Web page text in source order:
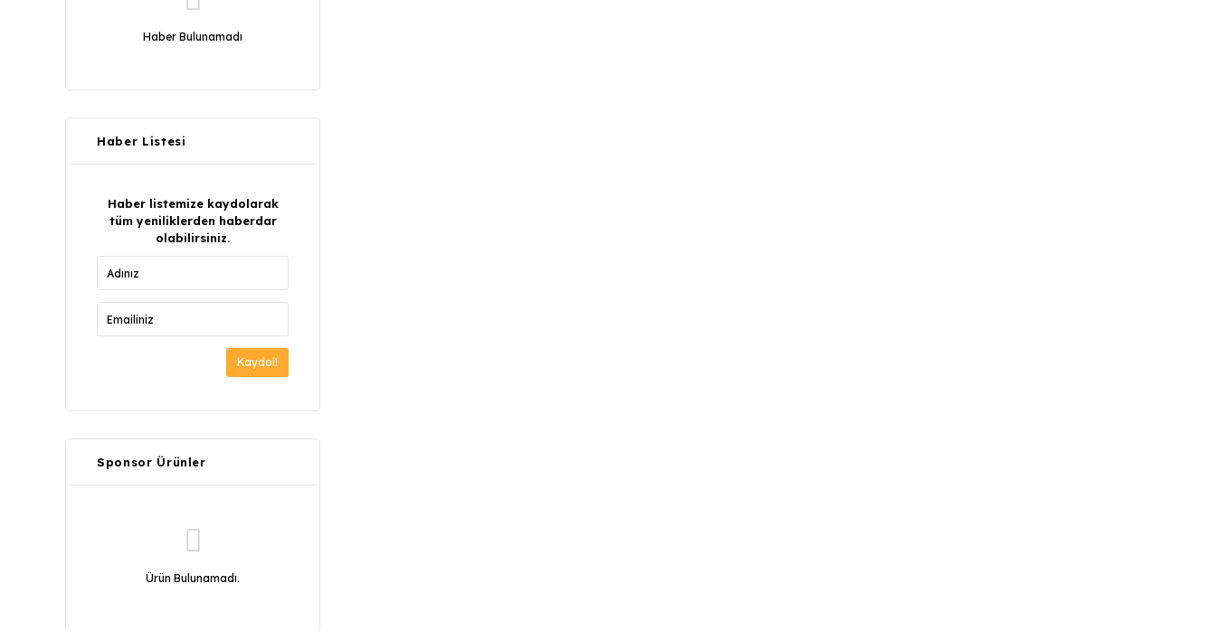
Haber Bulunamadı
Haber Listesi
Haber listemize kaydolarak
tüm yeniliklerden haberdar
olabilirsiniz.
Kaydol!
Sponsor Ürünler
Ürün Bulunamadı.